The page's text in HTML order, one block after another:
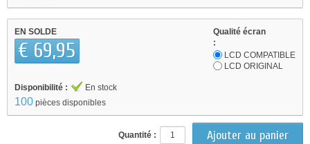
Qualité écran
:
LCD COMPATIBLE
LCD ORIGINAL
EN SOLDE
€ 69,95
Disponibilité : En stock
100 pièces disponibles
Quantité :